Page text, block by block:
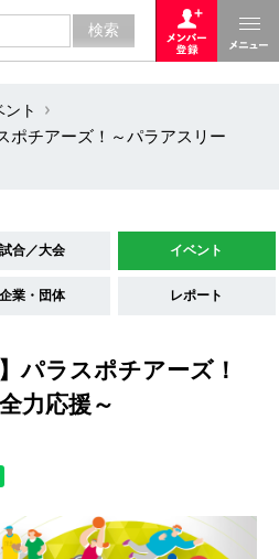
ント
ポチアーズ！～パラアスリー
試合／大会 イベント
企業・団体 レポート
パラスポチアーズ！
力応援～